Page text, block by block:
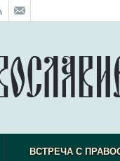
ВСТРЕЧА С